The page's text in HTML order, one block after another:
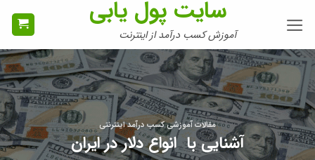
سایت پول یابی
آموزش کسب درآمد از اینترنت
مقالات آموزشی کسب درآمد اینترنتی
آشنایی با انواع دلار در ایران